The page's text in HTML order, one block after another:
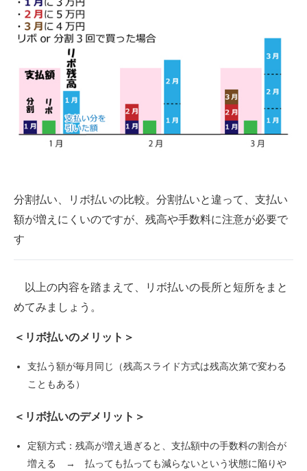
分割払い、リボ払いの比較。分割払いと違って、支払い
額が増えにくいのですが、残高や手数料に注意が必要で
す
以上の内容を踏まえて、リボ払いの長所と短所をまと
めてみましょう。
＜リボ払いのメリット＞
支払う額が毎月同じ（残高スライド方式は残高次第で変わる
こともある）
＜リボ払いのデメリット＞
定額方式：残高が増え過ぎると、支払額中の手数料の割合が
増える → 払っても払っても減らないという状態に陥りや